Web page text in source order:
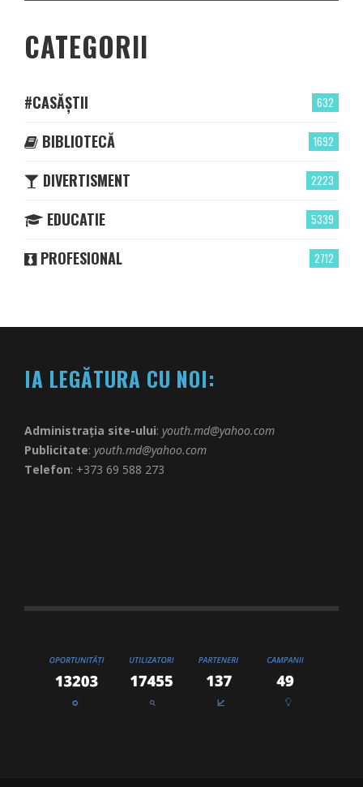
CATEGORII
632
#CASĂȘTII
1692
BIBLIOTECĂ
2223
DIVERTISMENT
5339
EDUCATIE
2712
PROFESIONAL
IA LEGĂTURA CU NOI:
Administrația site-ului: youth.md@yahoo.com
Publicitate: youth.md@yahoo.com
Telefon: +373 69 588 273